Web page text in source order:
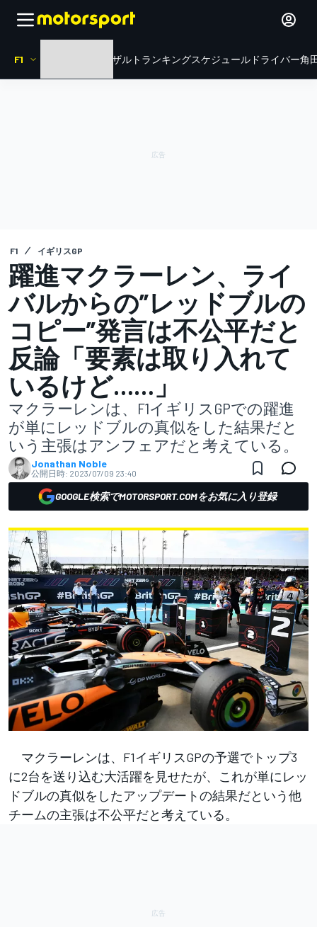
F1 リザルト ランキングスケジュール ドライバー角
F1 イギリスGP
躍進マクラーレン、ライ
バルからの”レッドブルの
コピー”発言は不公平だと
反論「要素は取り入れて
いるけど……」
マクラーレンは、F1イギリスGPでの躍進
が単にレッドブルの真似をした結果だと
いう主張はアンフェアだと考えている。
Jonathan Noble
公開日時: 2023/07/09 23:40
GOOGLE検索でMOTORSPORT.COMをお気に入り登録
マクラーレンは、F1イギリスGPの予選でトップ3
に2台を送り込む大活躍を見せたが、これが単にレッ
ドブルの真似をしたアップデートの結果だという他
チームの主張は不公平だと考えている。